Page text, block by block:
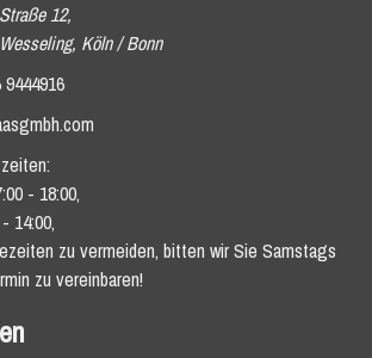
12,
Köln / Bonn
- 18:00,
14:00,
zu vermeiden, bitten wir Sie Samstags
zu vereinbaren!